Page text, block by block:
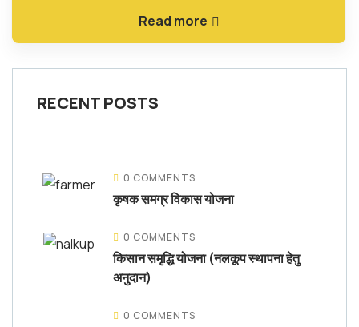
Read more
RECENT POSTS
0 COMMENTS
कृषक समग्र विकास योजना
0 COMMENTS
किसान समृद्धि योजना (नलकूप स्थापना हेतु
अनुदान)
0 COMMENTS